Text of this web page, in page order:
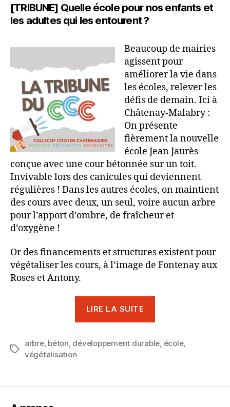
écoles »
[TRIBUNE] Quelle école pour nos enfants et
les adultes qui les entourent ?
Beaucoup de mairies
agissent pour
améliorer la vie dans
les écoles, relever les
défis de demain. Ici à
Châtenay-Malabry :
On présente
fièrement la nouvelle
école Jean Jaurès
conçue avec une cour bétonnée sur un toit.
Invivable lors des canicules qui deviennent
régulières ! Dans les autres écoles, on maintient
des cours avec deux, un seul, voire aucun arbre
pour l’apport d’ombre, de fraîcheur et
d’oxygène !
Or des financements et structures existent pour
végétaliser les cours, à l’image de Fontenay aux
Roses et Antony.
LIRE LA SUITE
pour
et
Étiquettes
arbre, béton, développement durable, école,
végétalisation